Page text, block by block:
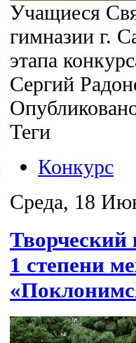
Музафаров Пётр стал
Педагоги
победителями
этапа XXI
конкурса «За
Учащиеся
гимназии г.
этапа
Сергий
Теги
Конкурс
Среда, 18
Творческий
1 степени